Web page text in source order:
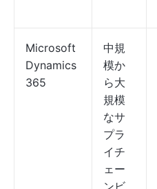
Microsoft
Dynamics
365
中規
模か
ら大
規模
なサ
プラ
イチ
ェー
ンビ